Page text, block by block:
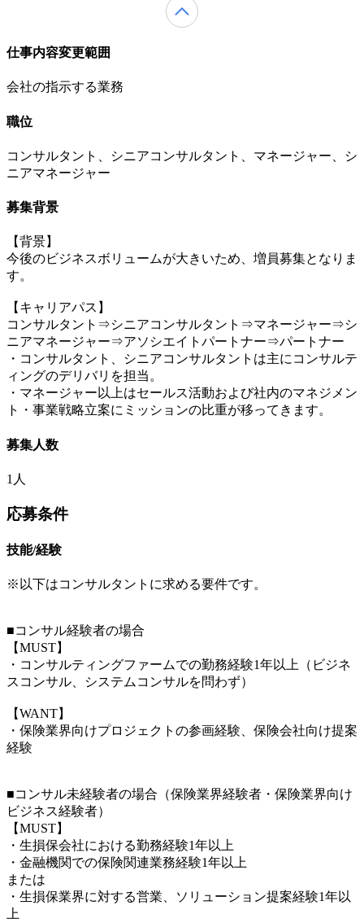
仕事内容変更範囲
会社の指示する業務
職位
コンサルタント、シニアコンサルタント、マネージャー、シ
ニアマネージャー
募集背景
【背景】
今後のビジネスボリュームが大きいため、増員募集となりま
す。
【キャリアパス】
コンサルタント⇒シニアコンサルタント⇒マネージャー⇒シ
ニアマネージャー⇒アソシエイトパートナー⇒パートナー
・コンサルタント、シニアコンサルタントは主にコンサルテ
ィングのデリバリを担当。
・マネージャー以上はセールス活動および社内のマネジメン
ト・事業戦略立案にミッションの比重が移ってきます。
募集人数
1人
応募条件
技能/経験
※以下はコンサルタントに求める要件です。
■コンサル経験者の場合
【MUST】
・コンサルティングファームでの勤務経験1年以上（ビジネ
スコンサル、システムコンサルを問わず）
【WANT】
・保険業界向けプロジェクトの参画経験、保険会社向け提案
経験
■コンサル未経験者の場合（保険業界経験者・保険業界向け
ビジネス経験者）
【MUST】
・生損保会社における勤務経験1年以上
・金融機関での保険関連業務経験1年以上
または
・生損保業界に対する営業、ソリューション提案経験1年以
上